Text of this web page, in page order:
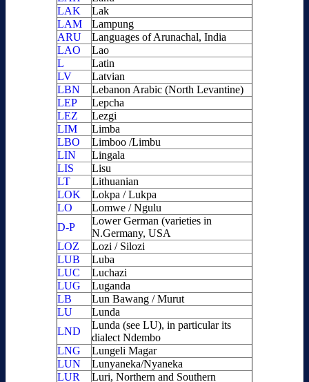
LAK
Lak
LAM
Lampung
ARU
Languages of Arunachal, India
LAO
Lao
L
Latin
LV
Latvian
LBN
Lebanon Arabic (North Levantine)
LEP
Lepcha
LEZ
Lezgi
LIM
Limba
LBO
Limboo /Limbu
LIN
Lingala
LIS
Lisu
LT
Lithuanian
LOK
Lokpa / Lukpa
LO
Lomwe / Ngulu
D-P
Lower German (varieties in
N.Germany, USA
LOZ
Lozi / Silozi
LUB
Luba
LUC
Luchazi
LUG
Luganda
LB
Lun Bawang / Murut
LU
Lunda
LND
Lunda (see LU), in particular its
dialect Ndembo
LNG
Lungeli Magar
LUN
Lunyaneka/Nyaneka
LUR
Luri, Northern and Southern